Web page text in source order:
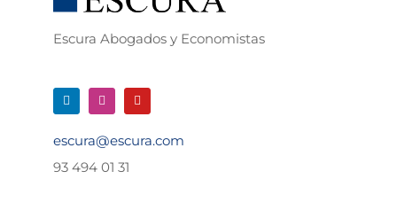
Escura Abogados y Economistas
escura@escura.com
93 494 01 31